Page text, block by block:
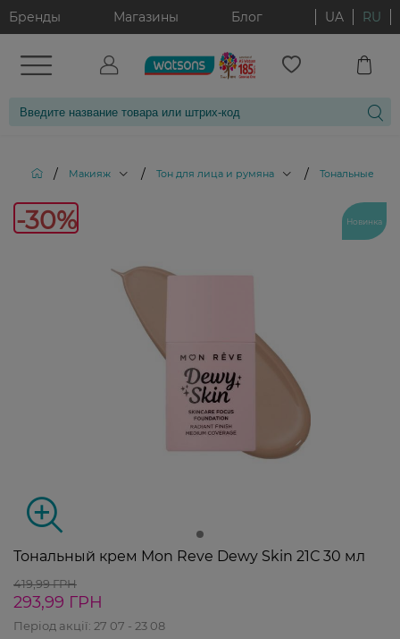
Бренды Магазины Блог UA RU
/ Макияж / Тон для лица и румяна / Тональные
-30% Новинка
Тональный крем Mon Reve Dewy Skin 21С 30 мл
419,99 ГРН
293,99 ГРН
Період акції: 27 07 - 23 08